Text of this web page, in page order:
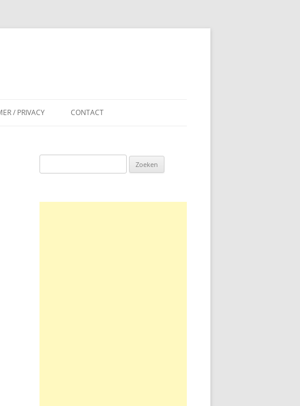
/ PRIVACY CONTACT
naar: